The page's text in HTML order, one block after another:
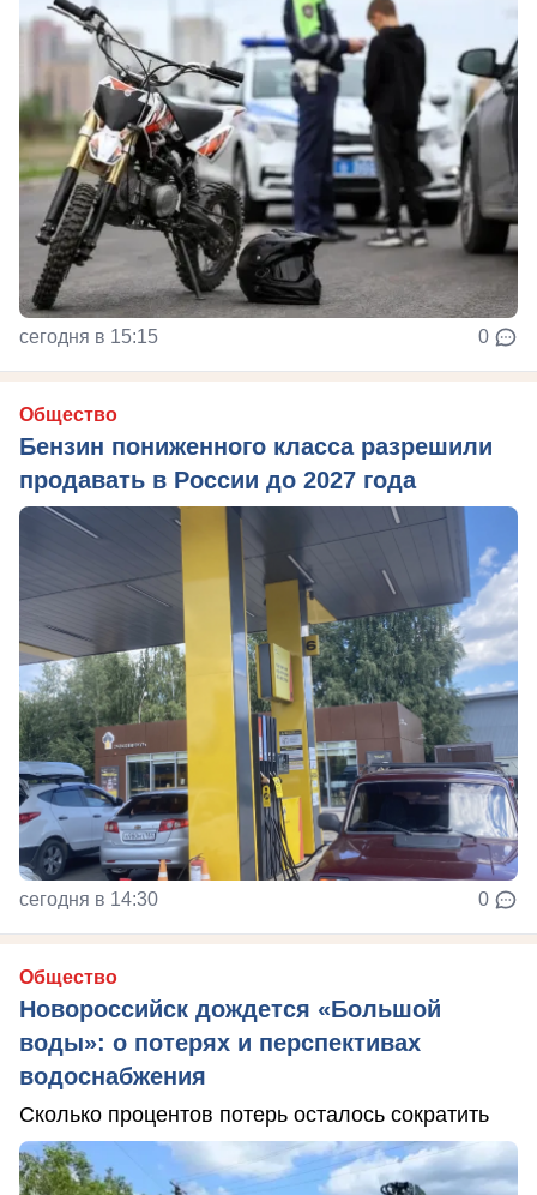
сегодня в 15:15 0
Общество
Бензин пониженного класса разрешили
продавать в России до 2027 года
сегодня в 14:30 0
Общество
Новороссийск дождется «Большой
воды»: о потерях и перспективах
водоснабжения
Сколько процентов потерь осталось сократить